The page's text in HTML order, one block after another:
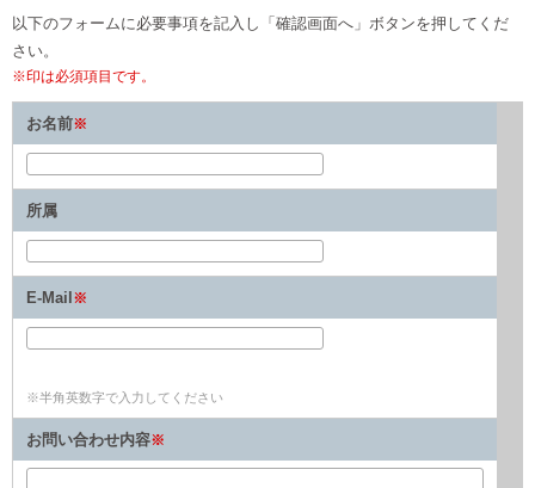
以下のフォームに必要事項を記入し「確認画面へ」ボタンを押してくだ
さい。
※印は必須項目です。
お名前※
所属
E-Mail ※
※半角英数字で入力してください
お問い合わせ内容※